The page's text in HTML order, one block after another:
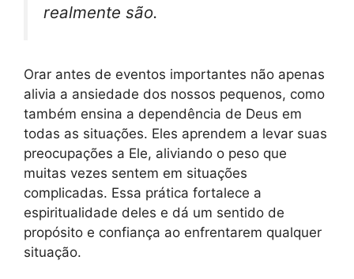
realmente são.
Orar antes de eventos importantes não apenas
alivia a ansiedade dos nossos pequenos, como
também ensina a dependência de Deus em
todas as situações. Eles aprendem a levar suas
preocupações a Ele, aliviando o peso que
muitas vezes sentem em situações
complicadas. Essa prática fortalece a
espiritualidade deles e dá um sentido de
propósito e confiança ao enfrentarem qualquer
situação.